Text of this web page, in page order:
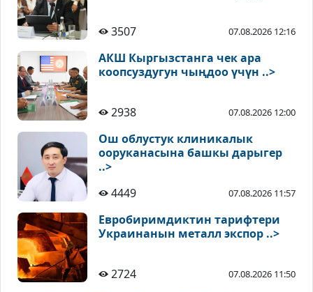
3507 07.08.2026 12:16
АКШ Кыргызстанга чек ара
коопсуздугун чыңдоо үчүн ..>
2938 07.08.2026 12:00
Ош облустук клиникалык
ооруканасына башкы дарыгер
..>
4449
07.08.2026 11:57
Евробиримдиктин тарифтери
Украинанын металл экспор ..>
2724 07.08.2026 11:50